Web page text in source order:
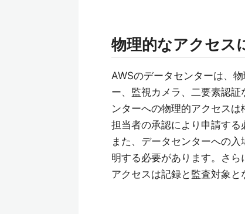
物理的なアクセス
AWSのデータセンターは、
ー、監視カメラ、二要素認
ンターへの物理的アクセス
担当者の承認により申請する
また、データセンターへの
明する必要があります。さ
アクセスは記録と監査対象と